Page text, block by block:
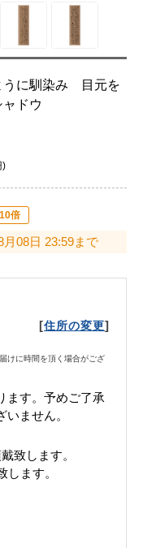
うに馴染み 目元を
ドウ
)
倍
月08日 23:59まで
[住所の変更]
けに時間を頂く場合がござ
ます。予めご了承
ません。
致します。
ます。